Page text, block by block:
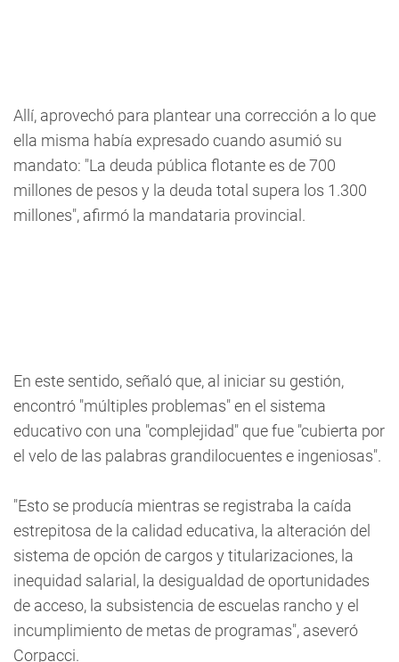
Allí, aprovechó para plantear una corrección a lo que
ella misma había expresado cuando asumió su
mandato: "La deuda pública flotante es de 700
millones de pesos y la deuda total supera los 1.300
millones", afirmó la mandataria provincial.
En este sentido, señaló que, al iniciar su gestión,
encontró "múltiples problemas" en el sistema
educativo con una "complejidad" que fue "cubierta por
el velo de las palabras grandilocuentes e ingeniosas".
"Esto se producía mientras se registraba la caída
estrepitosa de la calidad educativa, la alteración del
sistema de opción de cargos y titularizaciones, la
inequidad salarial, la desigualdad de oportunidades
de acceso, la subsistencia de escuelas rancho y el
incumplimiento de metas de programas", aseveró
Corpacci.